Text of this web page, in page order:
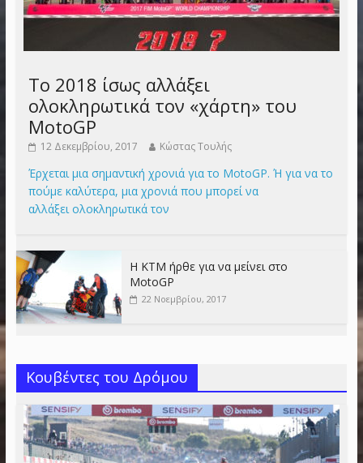
Το 2018 ίσως αλλάξει
ολοκληρωτικά τον «χάρτη» του
MotoGP
12 Δεκεμβρίου, 2017 Κώστας Τουλής
Έρχεται μια σημαντική χρονιά για το MotoGP. Ή για να το
πούμε καλύτερα, μια χρονιά που μπορεί να
αλλάξει ολοκληρωτικά τον
Η KTM ήρθε για να μείνει στο
MotoGP
22 Νοεμβρίου, 2017
Κουβέντες του Δρόμου